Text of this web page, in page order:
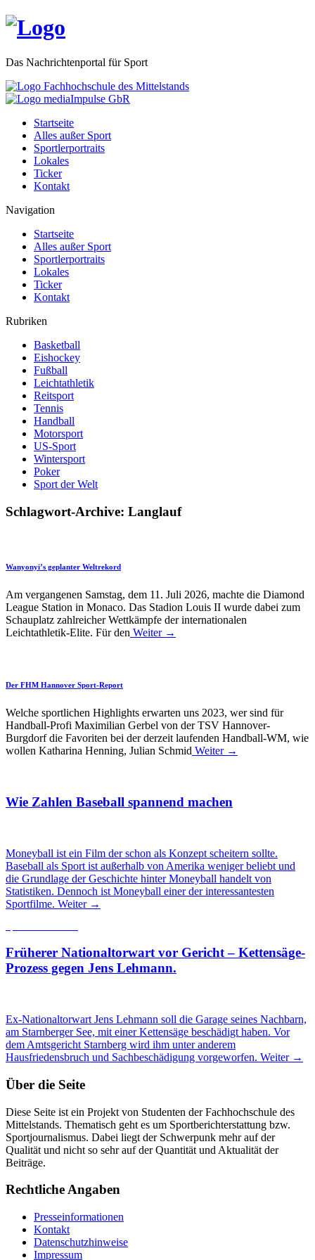
Das Nachrichtenportal für Sport
Startseite
Alles außer Sport
Sportlerportraits
Lokales
Ticker
Kontakt
Navigation
Startseite
Alles außer Sport
Sportlerportraits
Lokales
Ticker
Kontakt
Rubriken
Basketball
Eishockey
Fußball
Leichtathletik
Reitsport
Tennis
Handball
Motorsport
US-Sport
Wintersport
Poker
Sport der Welt
Schlagwort-Archive: Langlauf
Wanyonyi’s geplanter Weltrekord
Am vergangenen Samstag, dem 11. Juli 2026, machte die Diamond
League Station in Monaco. Das Stadion Louis II wurde dabei zum
Schauplatz zahlreicher Wettkämpfe der internationalen
Leichtathletik-Elite. Für den Weiter →
Der FHM Hannover Sport-Report
Welche sportlichen Highlights erwarten uns 2023, wer sind für
Handball-Profi Maximilian Gerbel von der TSV Hannover-
Burgdorf die Favoriten bei der derzeit laufenden Handball-WM, wie
wollen Katharina Henning, Julian Schmid Weiter →
Wie Zahlen Baseball spannend machen
Moneyball ist ein Film der schon als Konzept scheitern sollte.
Baseball als Sport ist außerhalb von Amerika weniger beliebt und
die Grundlage der Geschichte hinter Moneyball handelt von
Statistiken. Dennoch ist Moneyball einer der interessantesten
Sportfilme. Weiter →
Früherer Nationaltorwart vor Gericht – Kettensäge-
Prozess gegen Jens Lehmann.
Ex-Nationaltorwart Jens Lehmann soll die Garage seines Nachbarn,
am Starnberger See, mit einer Kettensäge beschädigt haben. Vor
dem Amtsgericht Starnberg wird ihm unter anderem
Hausfriedensbruch und Sachbeschädigung vorgeworfen. Weiter →
Über die Seite
Diese Seite ist ein Projekt von Studenten der Fachhochschule des
Mittelstands. Thematisch geht es um Sportberichterstattung bzw.
Sportjournalismus. Dabei liegt der Schwerpunk mehr auf der
Qualität und nicht so sehr auf der Quantität und Aktualität der
Beiträge.
Rechtliche Angaben
Presseinformationen
Kontakt
Datenschutzhinweise
Impressum